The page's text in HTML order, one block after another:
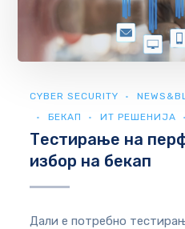
CYBER SECURITY
БЕКАП
ИТ РЕШЕНИЈА
Тестирање на
избор на бекап
Дали е потребно